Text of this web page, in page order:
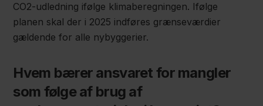
CO2-udledning ifølge klimaberegningen. Ifølge
planen skal der i 2025 indføres grænseværdier
gældende for alle nybyggerier.
Hvem bærer ansvaret for mangler
som følge af brug af